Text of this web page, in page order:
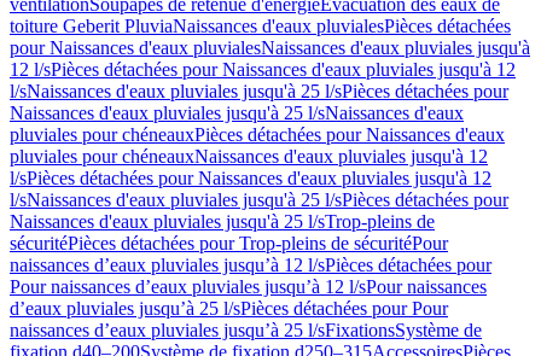
ventilationSoupapes de retenue d'énergieÉvacuation des eaux de
toiture Geberit PluviaNaissances d'eaux pluvialesPièces détachées
pour Naissances d'eaux pluvialesNaissances d'eaux pluviales jusqu'à
12 l/sPièces détachées pour Naissances d'eaux pluviales jusqu'à 12
l/sNaissances d'eaux pluviales jusqu'à 25 l/sPièces détachées pour
Naissances d'eaux pluviales jusqu'à 25 l/sNaissances d'eaux
pluviales pour chéneauxPièces détachées pour Naissances d'eaux
pluviales pour chéneauxNaissances d'eaux pluviales jusqu'à 12
l/sPièces détachées pour Naissances d'eaux pluviales jusqu'à 12
l/sNaissances d'eaux pluviales jusqu'à 25 l/sPièces détachées pour
Naissances d'eaux pluviales jusqu'à 25 l/sTrop-pleins de
sécuritéPièces détachées pour Trop-pleins de sécuritéPour
naissances d’eaux pluviales jusqu’à 12 l/sPièces détachées pour
Pour naissances d’eaux pluviales jusqu’à 12 l/sPour naissances
d’eaux pluviales jusqu’à 25 l/sPièces détachées pour Pour
naissances d’eaux pluviales jusqu’à 25 l/sFixationsSystème de
fixation d40–200Système de fixation d250–315AccessoiresPièces